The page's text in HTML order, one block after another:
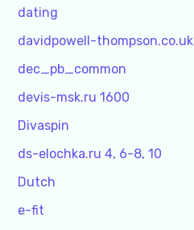
dating
davidpowell-thompson.co.uk
dec_pb_common
devis-msk.ru 1600
Divaspin
ds-elochka.ru 4, 6-8, 10
Dutch
e-fit